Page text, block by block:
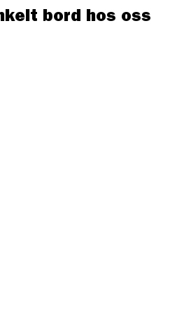
bord hos oss